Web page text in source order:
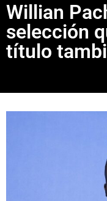
Willian
selección
título